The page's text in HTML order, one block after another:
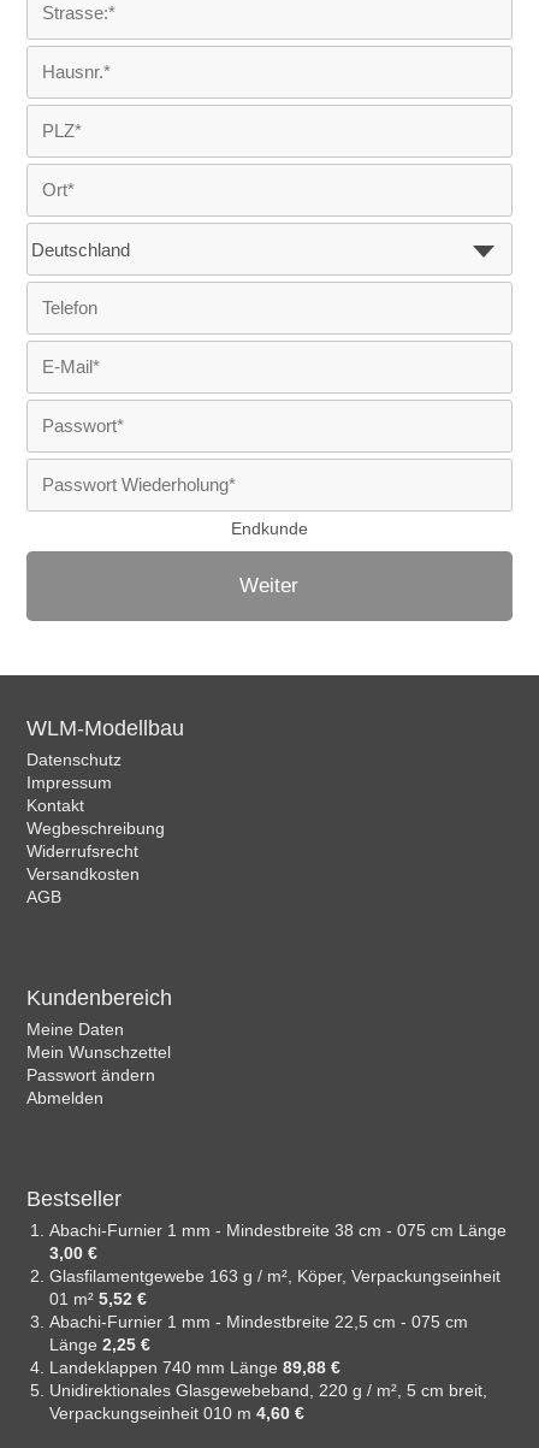
Endkunde
Weiter
WLM-Modellbau
Datenschutz
Impressum
Kontakt
Wegbeschreibung
Widerrufsrecht
Versandkosten
AGB
Kundenbereich
Meine Daten
Mein Wunschzettel
Passwort ändern
Abmelden
Bestseller
Abachi-Furnier 1 mm - Mindestbreite 38 cm - 075 cm Länge
3,00 €
Glasfilamentgewebe 163 g / m², Köper, Verpackungseinheit
01 m²5,52 €
Abachi-Furnier 1 mm - Mindestbreite 22,5 cm - 075 cm
Länge2,25 €
Landeklappen 740 mm Länge89,88 €
Unidirektionales Glasgewebeband, 220 g / m², 5 cm breit,
Verpackungseinheit 010 m4,60 €